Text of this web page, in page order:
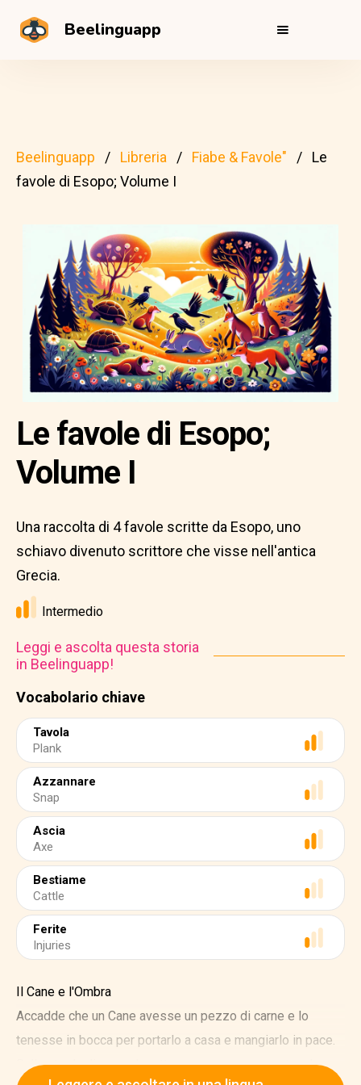
Beelinguapp
Beelinguapp Libreria Fiabe & Favole"
Le
favole di Esopo; Volume I
Vocabolario chiave
Tavola
Plank
Azzannare
Snap
Ascia
Axe
Bestiame
Cattle
Ferite
Injuries
Le favole di Esopo;
Volume I
Una raccolta di 4 favole scritte da Esopo, uno
schiavo divenuto scrittore che visse nell'antica
Grecia.
Intermedio
Leggi e ascolta questa storia
in Beelinguapp!
Il Cane e l'Ombra
Accadde che un Cane avesse un pezzo di carne e lo
tenesse in bocca per portarlo a casa e mangiarlo in pace.
Sulla strada di casa, dovette passare sopra una tavola per